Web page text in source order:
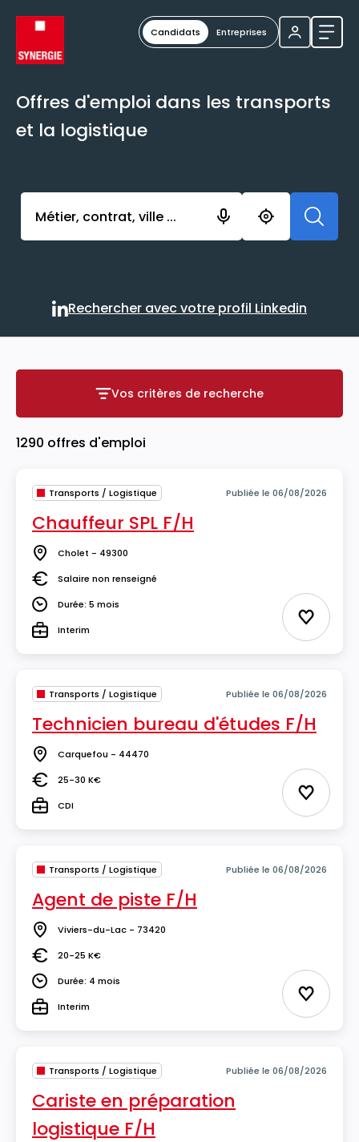
Candidats Entreprises
Offres d'emploi dans les transports
et la logistique
Activer l’élément pour lancer l’enregistrement.
Rechercher avec votre
Rechercher avec votre profil Linkedin
Vos critères de recherche
Vos critères de recherche
1290 offres d'emploi
Transports / Logistique Publiée le 06/08/2026
Chauffeur SPL F/H
Lieu Cholet - 49300
SalaireSalaire non renseigné
DuréeDurée: 5 mois
TypeInterim Ajouter
Transports / Logistique Publiée le 06/08/2026
Technicien bureau d'études F/H
Lieu Carquefou - 44470
Salaire25-30 K€
TypeCDI Ajouter
Transports / Logistique Publiée le 06/08/2026
Agent de piste F/H
Lieu Viviers-du-Lac - 73420
Salaire20-25 K€
DuréeDurée: 4 mois
TypeInterim Ajouter
Transports / Logistique Publiée le 06/08/2026
Cariste en préparation
logistique F/H